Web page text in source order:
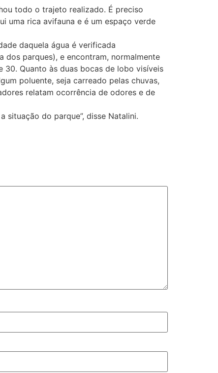
todo o trajeto realizado. É preciso
uma rica avifauna e é um espaço verde
daquela água é verificada
dos parques), e encontram, normalmente
30. Quanto às duas bocas de lobo visíveis
poluente, seja carreado pelas chuvas,
relatam ocorrência de odores e de
situação do parque”, disse Natalini.